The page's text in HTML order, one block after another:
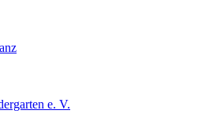
e. V.